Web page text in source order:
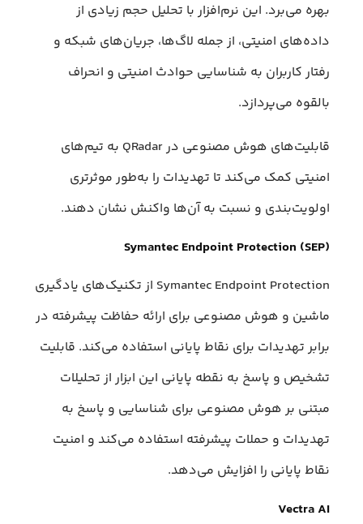
بهره می‌برد. این نرم‌افزار با تحلیل حجم زیادی از
داده‌های امنیتی، از جمله لاگ‌ها، جریان‌های شبکه و
رفتار کاربران به شناسایی حوادث امنیتی و انحراف
بالقوه می‌پردازد.
قابلیت‌های هوش مصنوعی در QRadar به تیم‌های
امنیتی کمک می‌کند تا تهدیدات را به‌طور موثرتری
اولویت‌بندی و نسبت به آن‌ها واکنش نشان دهند.
Symantec Endpoint Protection (SEP)
Symantec Endpoint Protection از تکنیک‌های یادگیری
ماشین و هوش مصنوعی برای ارائه حفاظت پیشرفته در
برابر تهدیدات برای نقاط پایانی استفاده می‌کند. قابلیت
تشخیص و پاسخ به نقطه پایانی این ابزار از تحلیلات
مبتنی بر هوش مصنوعی برای شناسایی و پاسخ‌ به
تهدیدات و حملات پیشرفته استفاده می‌کند و امنیت
نقاط پایانی را افزایش می‌دهد.
Vectra AI